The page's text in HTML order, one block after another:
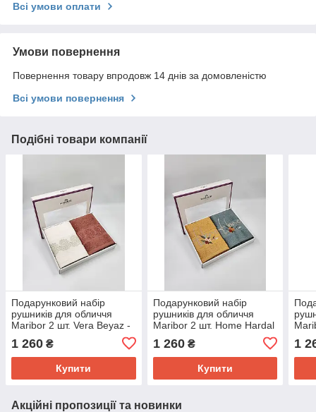
Всі умови оплати
Умови повернення
Повернення товару впродовж 14 днів за домовленістю
Всі умови повернення
Подібні товари компанії
Подарунковий набір
рушників для обличчя
Maribor 2 шт. Vera Beyaz -
1 260 ₴
Купити
Подарунковий набір
рушників для обличчя
Maribor 2 шт. Home Hardal
1 260₴
Купити
1
Акційні пропозиції та новинки